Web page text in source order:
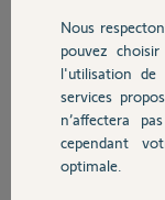
Chauffage
Autres
Bonsoir Julie
on va vous aider
Quand je vous dîtes :
êtes bloquée à partir
message d'erreur ?
Nous
pouvez
l'utilisation de
services
n’affectera
cependant
optimale.